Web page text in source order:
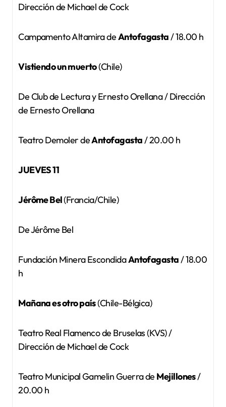
Dirección de Michael de Cock
Campamento Altamira deAntofagasta/ 18.00 h
Vistiendo un muerto(Chile)
De Club de Lectura y Ernesto Orellana / Dirección
de Ernesto Orellana
Teatro Demoler deAntofagasta/ 20.00 h
JUEVES 11
Jérôme Bel(Francia/Chile)
De Jérôme Bel
Fundación Minera EscondidaAntofagasta/ 18.00
h
Mañana es otro país(Chile-Bélgica)
Teatro Real Flamenco de Bruselas (KVS) /
Dirección de Michael de Cock
Teatro Municipal Gamelin Guerra de Mejillones/
20.00 h